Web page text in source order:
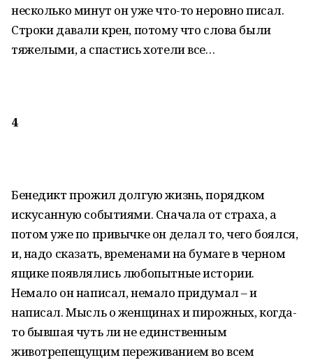
несколько минут он уже что-то неровно писал.
Строки давали крен, потому что слова были
тяжелыми, а спастись хотели все…
4
Бенедикт прожил долгую жизнь, порядком
искусанную событиями. Сначала от страха, а
потом уже по привычке он делал то, чего боялся,
и, надо сказать, временами на бумаге в черном
ящике появлялись любопытные истории.
Немало он написал, немало придумал – и
написал. Мысль о женщинах и пирожных, когда-
то бывшая чуть ли не единственным
животрепещущим переживанием во всем